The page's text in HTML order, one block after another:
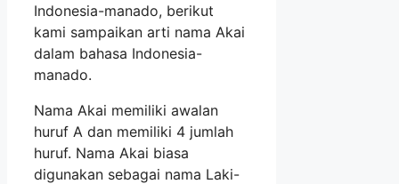
Indonesia-manado, berikut
kami sampaikan arti nama Akai
dalam bahasa Indonesia-
manado.
Nama Akai memiliki awalan
huruf A dan memiliki 4 jumlah
huruf. Nama Akai biasa
digunakan sebagai nama Laki-